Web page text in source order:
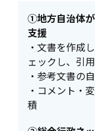
①地方自治体
支援
・文書を作成
ェックし、引
・参考文書の
・コメント・
積